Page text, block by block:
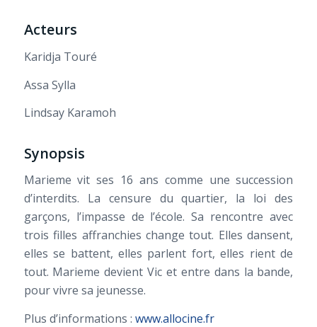
Acteurs
Karidja Touré
Assa Sylla
Lindsay Karamoh
Synopsis
Marieme vit ses 16 ans comme une succession
d’interdits. La censure du quartier, la loi des
garçons, l’impasse de l’école. Sa rencontre avec
trois filles affranchies change tout. Elles dansent,
elles se battent, elles parlent fort, elles rient de
tout. Marieme devient Vic et entre dans la bande,
pour vivre sa jeunesse.
Plus d’informations : www.allocine.fr